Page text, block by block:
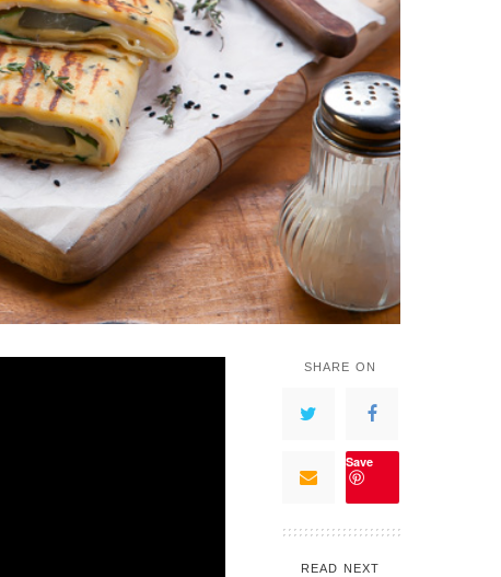
SHARE ON
Save
READ NEXT